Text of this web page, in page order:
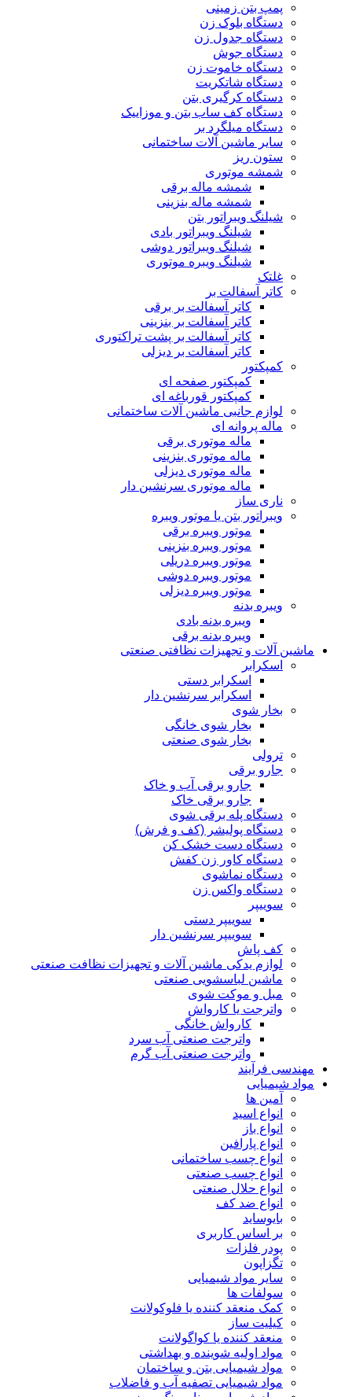
پمپ بتن زمینی
دستگاه بلوک زن
دستگاه جدول زن
دستگاه جوش
دستگاه خاموت زن
دستگاه شاتکریت
دستگاه کرگیری بتن
دستگاه کف ساب بتن و موزاییک
دستگاه میلگرد بر
سایر ماشین آلات ساختمانی
ستون ریز
شمشه موتوری
شمشه ماله برقی
شمشه ماله بنزینی
شیلنگ ویبراتور بتن
شیلنگ ویبراتور بادی
شیلنگ ویبراتور دوشی
شیلنگ ویبره موتوری
غلتک
کاتر آسفالت بر
کاتر آسفالت بر برقی
کاتر آسفالت بر بنزینی
کاتر آسفالت بر پشت تراکتوری
کاتر آسفالت بر دیزلی
کمپکتور
کمپکتور صفحه ای
کمپکتور قورباغه ای
لوازم جانبی ماشین آلات ساختمانی
ماله پروانه ای
ماله موتوری برقی
ماله موتوری بنزینی
ماله موتوری دیزلی
ماله موتوری سرنشین دار
ناری ساز
ویبراتور بتن یا موتور ویبره
موتور ویبره برقی
موتور ویبره بنزینی
موتور ویبره دریلی
موتور ویبره دوشی
موتور ویبره دیزلی
ویبره بدنه
ویبره بدنه بادی
ویبره بدنه برقی
ماشین آلات و تجهیزات نظافتی صنعتی
اسکرابر
اسکرابر دستی
اسکرابر سرنشین دار
بخار شوی
بخار شوی خانگی
بخار شوی صنعتی
ترولی
جارو برقی
جارو برقی آب و خاک
جارو برقی خاک
دستگاه پله برقی شوی
دستگاه پولیشر (کف و فرش)
دستگاه دست خشک کن
دستگاه کاور زن کفش
دستگاه نماشوی
دستگاه واکس زن
سوییپر
سوییپر دستی
سوییپر سرنشین دار
کف پاش
لوازم یدکی ماشین آلات و تجهیزات نظافت صنعتی
ماشین لباسشویی صنعتی
مبل و موکت شوی
واترجت یا کارواش
کارواش خانگی
واترجت صنعتی آب سرد
واترجت صنعتی آب گرم
مهندسی فرآیند
مواد شیمیایی
آمین ها
انواع اسید
انواع باز
انواع پارافین
انواع چسب ساختمانی
انواع چسب صنعتی
انواع حلال صنعتی
انواع ضد کف
بایوساید
بر اساس کاربری
پودر فلزات
تگزاپون
سایر مواد شیمیایی
سولفات ها
کمک منعقد کننده یا فلوکولانت
کیلیت ساز
منعقد کننده یا کواگولانت
مواد اولیه شوینده و بهداشتی
مواد شیمیایی بتن و ساختمان
مواد شیمیایی تصفیه آب و فاضلاب